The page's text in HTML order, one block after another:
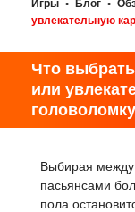
Игры • Блог •
увлекательную
Что
или
Выбирая между
пасьянсами
пола